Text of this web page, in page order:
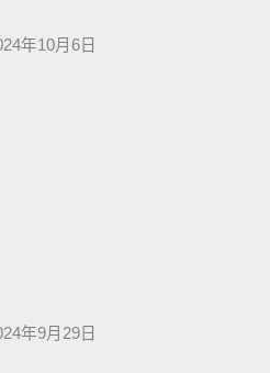
年10月6日
年9月29日